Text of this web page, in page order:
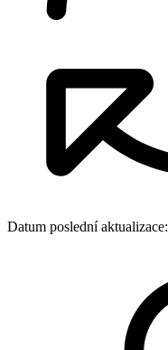
Datum poslední aktualizace: